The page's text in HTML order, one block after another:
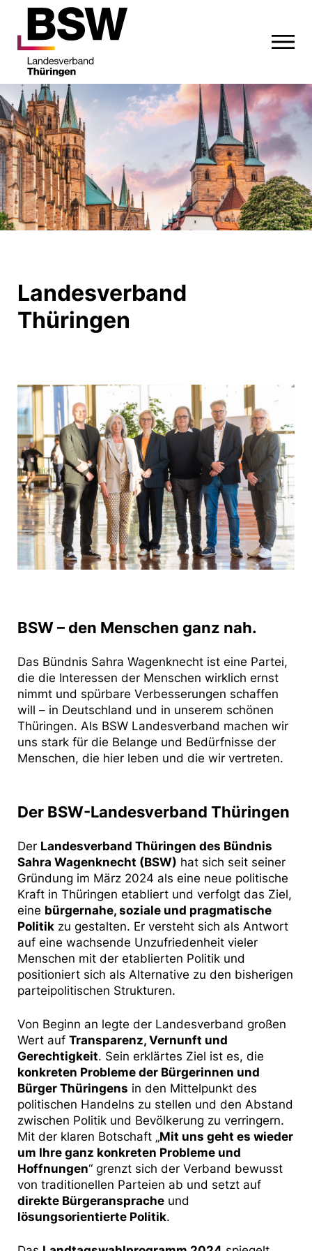
Landesverband
Thüringen
BSW – den Menschen ganz nah.
Das Bündnis Sahra Wagenknecht ist eine Partei,
die die Interessen der Menschen wirklich ernst
nimmt und spürbare Verbesserungen schaffen
will – in Deutschland und in unserem schönen
Thüringen. Als BSW Landesverband machen wir
uns stark für die Belange und Bedürfnisse der
Menschen, die hier leben und die wir vertreten.
Der BSW-Landesverband Thüringen
Der Landesverband Thüringen des Bündnis
Sahra Wagenknecht (BSW) hat sich seit seiner
Gründung im März 2024 als eine neue politische
Kraft in Thüringen etabliert und verfolgt das Ziel,
eine bürgernahe, soziale und pragmatische
Politik zu gestalten. Er versteht sich als Antwort
auf eine wachsende Unzufriedenheit vieler
Menschen mit der etablierten Politik und
positioniert sich als Alternative zu den bisherigen
parteipolitischen Strukturen.
Von Beginn an legte der Landesverband großen
Wert auf Transparenz, Vernunft und
Gerechtigkeit. Sein erklärtes Ziel ist es, die
konkreten Probleme der Bürgerinnen und
Bürger Thüringens in den Mittelpunkt des
politischen Handelns zu stellen und den Abstand
zwischen Politik und Bevölkerung zu verringern.
Mit der klaren Botschaft „Mit uns geht es wieder
um Ihre ganz konkreten Probleme und
Hoffnungen“ grenzt sich der Verband bewusst
von traditionellen Parteien ab und setzt auf
direkte Bürgeransprache und
lösungsorientierte Politik.